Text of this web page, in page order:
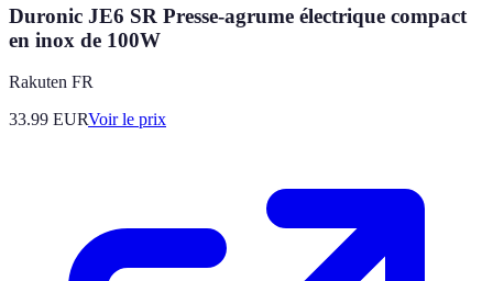
Duronic JE6 SR Presse-agrume électrique compact
en inox de 100W
Rakuten FR
33.99 EURVoir le prix